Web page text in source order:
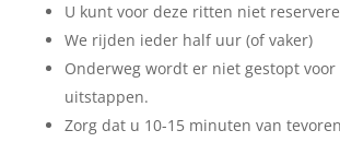
U kunt voor deze ritten niet
We rijden ieder half uur (of vaker)
Onderweg wordt er niet gestopt
uitstappen.
Zorg dat u 10-15 minuten van